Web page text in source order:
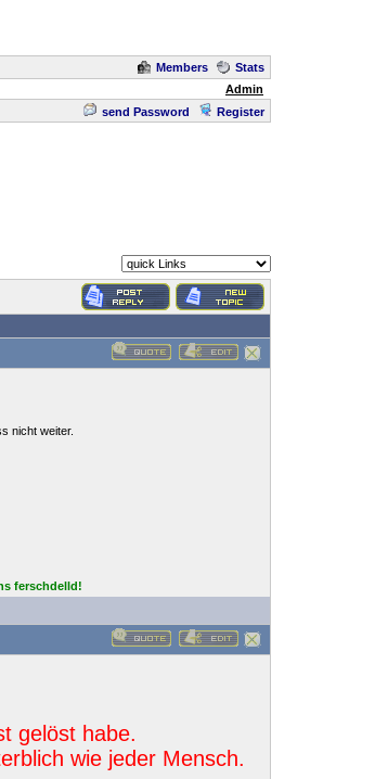
Members
Stats
Admin
send Password Register
nicht weiter.
ferschdelld!
gelöst habe.
wie jeder Mensch.